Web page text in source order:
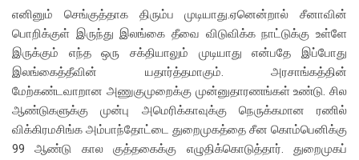
எனினும் செங்குத்தாக திரும்ப முடியாது.ஏனென்றால் சீனாவின்
பொறிக்குள் இருந்து இலங்கை தீவை விடுவிக்க நாட்டுக்கு உள்ளே
இருக்கும் எந்த ஒரு சக்தியாலும் முடியாது என்பதே இப்போது
இலங்கைத்தீவின் யதார்த்தமாகும். அரசாங்கத்தின்
மேற்கண்டவாறான அணுகுமுறைக்கு முன்னுதாரணங்கள் உண்டு. சில
ஆண்டுகளுக்கு முன்பு அமெரிக்காவுக்கு நெருக்கமான ரணில்
விக்கிரமசிங்க அம்பாந்தோட்டை துறைமுகத்தை சீன கொம்பெனிக்கு
99 ஆண்டு கால குத்தகைக்கு எழுதிக்கொடுத்தார். துறைமுகப்